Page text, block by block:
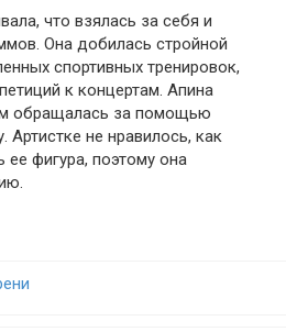
что взялась за себя и
Она добилась стройной
спортивных тренировок,
к концертам. Апина
обращалась за помощью
Артистке не нравилось, как
ее фигура, поэтому она